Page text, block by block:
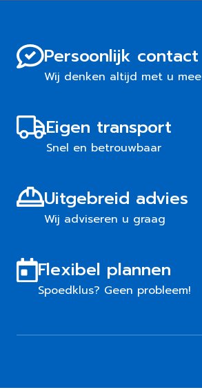
Persoonlijk contact
Wij denken altijd met u mee
Eigen transport
Snel en betrouwbaar
Uitgebreid advies
Wij adviseren u graag
Flexibel plannen
Spoedklus? Geen probleem!